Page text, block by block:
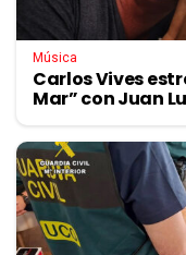
Música
Carlos Vives
Mar” con Juan